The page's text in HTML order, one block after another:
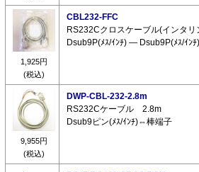
1,925円
(税込)
CBL232-FFC
RS232Cクロスケーブル(インタ
Dsub9P(ﾒｽ/ｲﾝﾁ) ― Dsub9P(ﾒｽ/ｲﾝﾁ)
9,955円
(税込)
DWP-CBL-232-2.8m
RS232Cケーブル 2.8m
Dsub9ピン(ﾒｽ/ｲﾝﾁ)⇔棒端子